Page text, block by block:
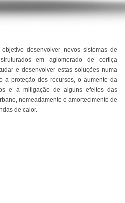
desenvolver novos sistemas de
em aglomerado de cortiça
e desenvolver estas soluções numa
a proteção dos recursos, o aumento da
e a mitigação de alguns efeitos das
nomeadamente o amortecimento de
de calor.